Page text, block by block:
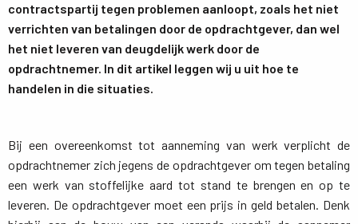
contractspartij tegen problemen aanloopt, zoals het niet
verrichten van betalingen door de opdrachtgever, dan wel
het niet leveren van deugdelijk werk door de
opdrachtnemer. In dit artikel leggen wij u uit hoe te
handelen in die situaties.
Bij een overeenkomst tot aanneming van werk verplicht de
opdrachtnemer zich jegens de opdrachtgever om tegen betaling
een werk van stoffelijke aard tot stand te brengen en op te
leveren. De opdrachtgever moet een prijs in geld betalen. Denk